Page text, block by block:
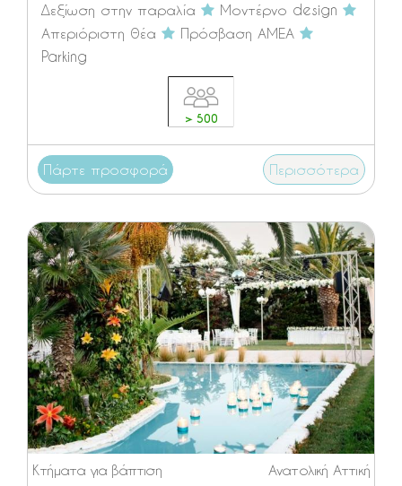
Δεξίωση στην παραλία
Μοντέρνο design
Απεριόριστη θέα
Πρόσβαση ΑΜΕΑ
Parking
> 500
Πάρτε προσφορά Περισσότερα
Ανατολική Αττική
Κτήματα για βάπτιση